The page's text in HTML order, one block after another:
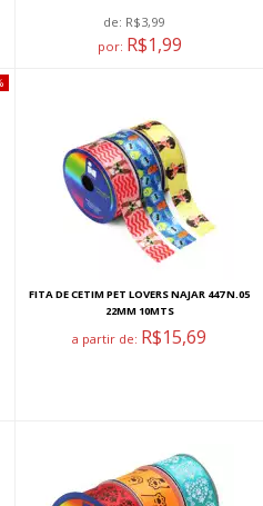
de: R$3,99
por: R$1,99
FITA DE CETIM PET LOVERS NAJAR 447 N.05
22MM 10MTS
a partir de: R$15,69